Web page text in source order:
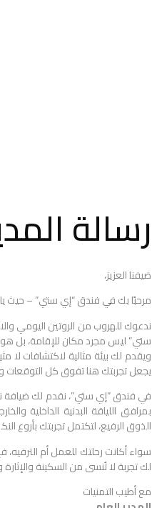
رسالة
ضيفنا العزيز،
مرحبًا بك في فندق “إي ستي” – حيث
ندعوك للهروب من الروتين اليومي
ستي” ليس مجرد مكان للإقامة، بل هو
ويقدم لك بيئة مثالية لاكتشافات لا
يجعل تجربتك هنا تفوق كل التوقعات
في فندق “إي ستي”، نقدم لك ضيافة
بمرافق اللياقة البدنية الداخلية
الذوق الرفيع، لتكتمل تجربتك بأروع
سواء أكانت رحلتك للعمل أم
لك تجربة لا تُنسى من السكينة والإثارة
مع أطيب التمنيات